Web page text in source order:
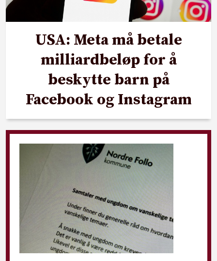
USA: Meta må betale
milliardbeløp for å
beskytte barn på
Facebook og Instagram